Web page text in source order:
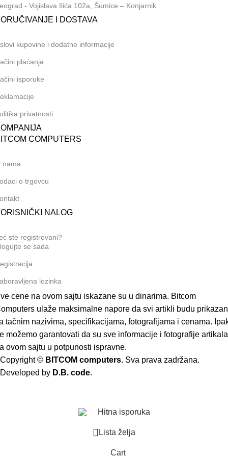
- Vojislava Ilića 102a, Šumice – Konjarnik
I DOSTAVA
kupovine i dodatne informacije
plaćanja
isporuke
privatnosti
COMPUTERS
nama
o trgovcu
NALOG
ste registrovani?
se sada
lozinka
cene na ovom sajtu iskazane su u dinarima. Bitcom
ulaže maksimalne napore da svi artikli budu
tačnim nazivima, specifikacijama, fotografijama i cenama.
možemo garantovati da su sve informacije i fotografije artikala
ovom sajtu u potpunosti ispravne.
Copyright © BITCOM computers. Sva prava zadržana.
Developed by D.B. code.
Hitna isporuka
Lista želja
Cart